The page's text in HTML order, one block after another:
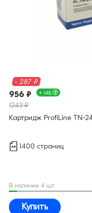
- 287 ₽
956 ₽ + 14Б
1243 ₽
Картридж ProfiLine TN-
1400 страниц
В наличии 4 шт.
Купить